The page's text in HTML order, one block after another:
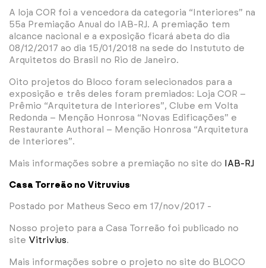
A loja COR foi a vencedora da categoria “Interiores” na
55a Premiação Anual do IAB-RJ. A premiação tem
alcance nacional e a exposição ficará abeta do dia
08/12/2017 ao dia 15/01/2018 na sede do Instututo de
Arquitetos do Brasil no Rio de Janeiro.
Oito projetos do Bloco foram selecionados para a
exposição e três deles foram premiados: Loja COR –
Prêmio “Arquitetura de Interiores”, Clube em Volta
Redonda – Menção Honrosa “Novas Edificações” e
Restaurante Authoral – Menção Honrosa “Arquitetura
de Interiores”.
Mais informações sobre a premiação no site do IAB-RJ
Casa Torreão no Vitruvius
Postado por Matheus Seco em 17/nov/2017 -
Nosso projeto para a Casa Torreão foi publicado no
site Vitrivius.
Mais informações sobre o projeto no site do BLOCO